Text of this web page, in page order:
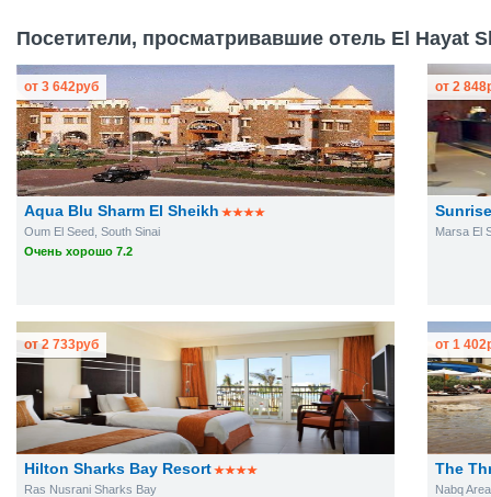
Посетители, просматривавшие отель El Hayat
Aqua Blu Sharm El Sheikh
Oum El Seed, South Sinai
Очень хорошо 7.2
от 3 642руб
Marsa El
от 2 848
Hilton Sharks Bay Resort
Ras Nusrani Sharks Bay
от 2 733руб
The
Nabq Area
от 1 402